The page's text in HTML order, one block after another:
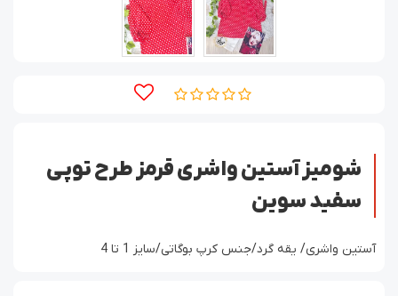
شومیز آستین واشری قرمز طرح توپی
سفید سوین
آستین واشری/ یقه گرد/جنس کرپ بوگاتی/سایز 1 تا 4